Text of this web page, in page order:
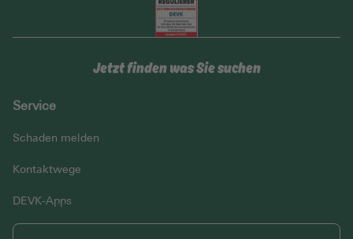
Jetzt finden was Sie suchen
Service
Schaden melden
Kontaktwege
DEVK-Apps